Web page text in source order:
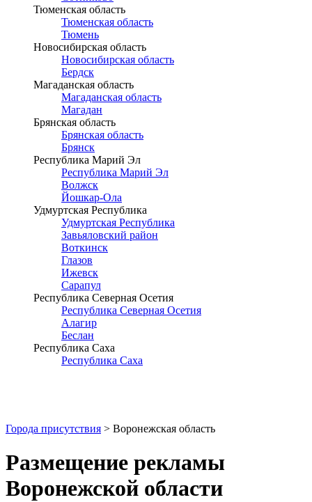
Тюменская область
Тюменская область
Тюмень
Новосибирская область
Новосибирская область
Бердск
Магаданская область
Магаданская область
Магадан
Брянская область
Брянская область
Брянск
Республика Марий Эл
Республика Марий Эл
Волжск
Йошкар-Ола
Удмуртская Республика
Удмуртская Республика
Завьяловский район
Воткинск
Глазов
Ижевск
Сарапул
Республика Северная Осетия
Республика Северная Осетия
Алагир
Беслан
Республика Саха
Республика Саха
Города присутствия > Воронежская область
Размещение рекламы
Воронежской области